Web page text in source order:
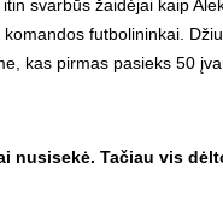
svarbūs žaidėjai kaip
futbolininkai.
kas pirmas pasieks 50
nusisekė. Tačiau vis